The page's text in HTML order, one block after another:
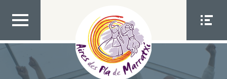
contingut
MEN
SUPE
RIOR
MEN
Ú
SOCIA